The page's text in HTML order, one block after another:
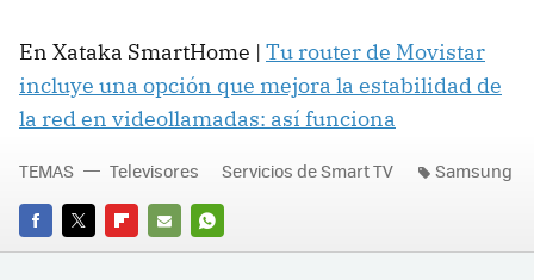
En Xataka SmartHome | Tu router de Movistar
incluye una opción que mejora la estabilidad de
la red en videollamadas: así funciona
FACEBOOK
TWITTERFLIPBOARD
E-
WHATSAPP
TEMAS Televisores Servicios de Smart TV Samsung